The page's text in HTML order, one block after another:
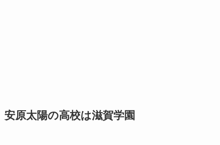
安原太陽の高校は滋賀学園